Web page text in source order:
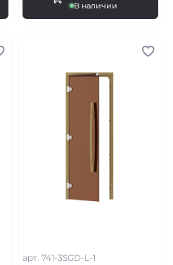
В наличии
арт. 741-3SGD-L-1